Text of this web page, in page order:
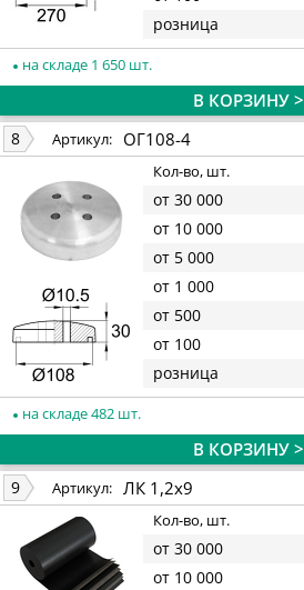
розница
на складе 1 650 шт.
В КОРЗИНУ >
8 Артикул: ОГ108-4
Кол-во, шт.
от 30 000
от 10 000
от 5 000
от 1 000
от 500
от 100
розница
на складе 482 шт.
В КОРЗИНУ >
9 Артикул: ЛК 1,2х9
Кол-во, шт.
от 30 000
от 10 000